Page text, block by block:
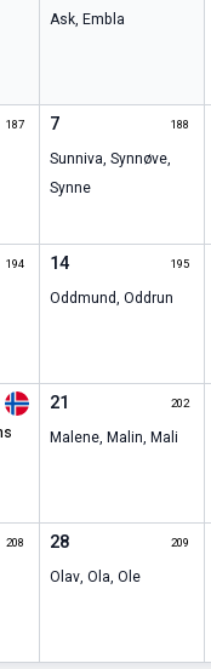
Ask, Embla
187 7 188
Sunniva, Synnøve,
Synne
194 14 195
Oddmund, Oddrun
21 202
Malene, Malin, Mali
208 28 209
Olav, Ola, Ole